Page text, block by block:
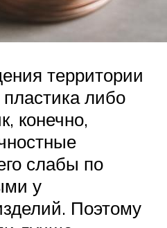
территории
либо
конечно,
слабы по
у
Поэтому